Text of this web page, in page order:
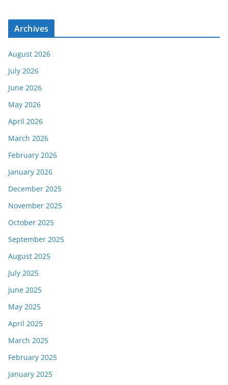
Archives
August 2026
July 2026
June 2026
May 2026
April 2026
March 2026
February 2026
January 2026
December 2025
November 2025
October 2025
September 2025
August 2025
July 2025
June 2025
May 2025
April 2025
March 2025
February 2025
January 2025